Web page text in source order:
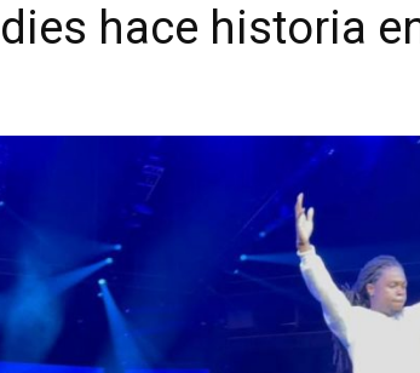
hace historia